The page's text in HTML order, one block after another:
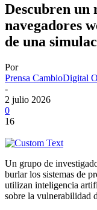
Descubren un
navegadores
de una
Por
Prensa CambioDigital
-
2 julio 2026
0
16
Un grupo de
burlar los sistemas de
utilizan inteligencia
sobre la vulnerabilidad